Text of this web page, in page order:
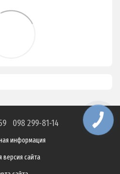
098 299-81-14
информация
версия сайта